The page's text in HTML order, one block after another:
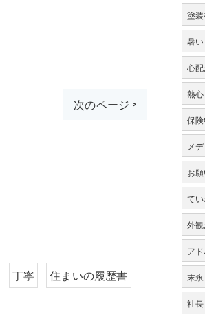
次のページ >
丁寧
住まいの履歴書
塗
暑い
心
熱心
保
メ
お
て
外
ア
末
社長